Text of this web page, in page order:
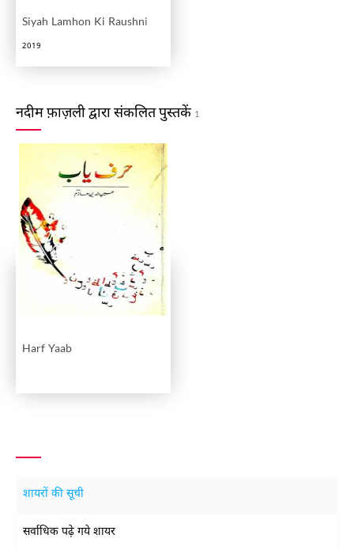
Siyah Lamhon Ki Raushni
2019
नदीम फ़ाज़ली द्वारा संकलित पुस्तकें 1
Harf Yaab
शायरों की सूची
सर्वाधिक पढ़े गये शायर